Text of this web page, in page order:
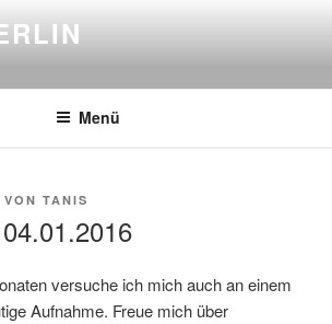
Menü
VON TANIS
versuche ich mich auch an einem
Aufnahme. Freue mich über